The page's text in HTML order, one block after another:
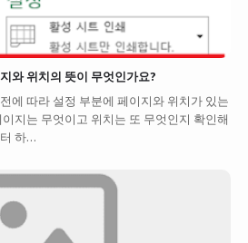
와 위치의 뜻이 무엇인가요?
에 따라 설정 부분에 페이지와 위치가 있는
지는 무엇이고 위치는 또 무엇인지 확인해
하…